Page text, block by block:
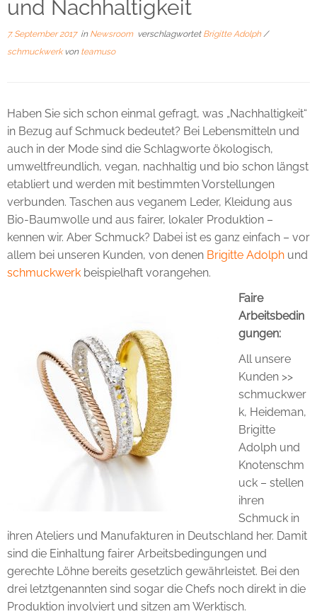
und Nachhaltigkeit
7. September 2017in Newsroom verschlagwortet Brigitte Adolph/
schmuckwerk von teamuso
Haben Sie sich schon einmal gefragt, was „Nachhaltigkeit“
in Bezug auf Schmuck bedeutet? Bei Lebensmitteln und
auch in der Mode sind die Schlagworte ökologisch,
umweltfreundlich, vegan, nachhaltig und bio schon längst
etabliert und werden mit bestimmten Vorstellungen
verbunden. Taschen aus veganem Leder, Kleidung aus
Bio-Baumwolle und aus fairer, lokaler Produktion –
kennen wir. Aber Schmuck? Dabei ist es ganz einfach – vor
allem bei unseren Kunden, von denen Brigitte Adolph und
schmuckwerk beispielhaft vorangehen.
Faire
Arbeitsbedin
gungen:
All unsere
Kunden >>
schmuckwer
k, Heideman,
Brigitte
Adolph und
Knotenschm
uck – stellen
ihren
Schmuck in
ihren Ateliers und Manufakturen in Deutschland her. Damit
sind die Einhaltung fairer Arbeitsbedingungen und
gerechte Löhne bereits gesetzlich gewährleistet. Bei den
drei letztgenannten sind sogar die Chefs noch direkt in die
Produktion involviert und sitzen am Werktisch.